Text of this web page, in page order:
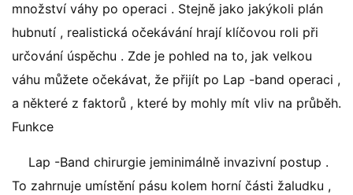
množství váhy po operaci . Stejně jako jakýkoli plán
hubnutí , realistická očekávání hrají klíčovou roli při
určování úspěchu . Zde je pohled na to, jak velkou
váhu můžete očekávat, že přijít po Lap -band operaci ,
a některé z faktorů , které by mohly mít vliv na průběh.
Funkce
Lap -Band chirurgie jeminimálně invazivní postup .
To zahrnuje umístění pásu kolem horní části žaludku ,